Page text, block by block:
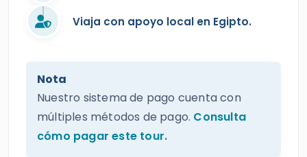
Viaja con apoyo local en Egipto.
Nota
Nuestro sistema de pago cuenta con
múltiples métodos de pago. Consulta
cómo pagar este tour.